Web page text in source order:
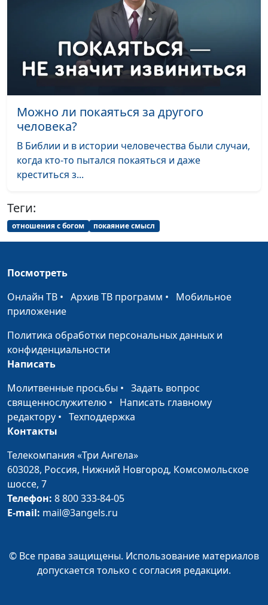
Можно ли покаяться за другого
человека?
В Библии и в истории человечества были случаи,
когда кто-то пытался покаяться и даже
креститься з...
Теги:
отношения с богом покаяние смысл
Посмотреть
Онлайн ТВ • Архив ТВ программ • Мобильное
приложение
Политика обработки персональных данных и
конфиденциальности
Написать
Молитвенные просьбы • Задать вопрос
священнослужителю • Написать главному
редактору • Техподдержка
Контакты
Телекомпания «Три Ангела»
603028, Россия, Нижний Новгород, Комсомольское
шоссе, 7
Телефон: 8 800 333-84-05
E-mail: mail@3angels.ru
© Все права защищены. Использование материалов
допускается только с согласия редакции.